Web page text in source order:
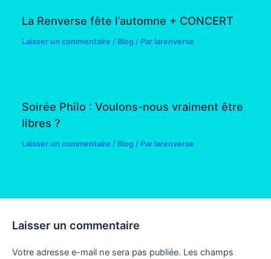
La Renverse fête l’automne + CONCERT
Laisser un commentaire / Blog / Par larenverse
Soirée Philo : Voulons-nous vraiment être
libres ?
Laisser un commentaire / Blog / Par larenverse
Laisser un commentaire
Votre adresse e-mail ne sera pas publiée. Les champs